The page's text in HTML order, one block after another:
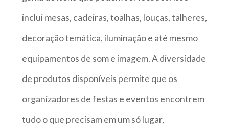
inclui mesas, cadeiras, toalhas, louças, talheres,
decoração temática, iluminação e até mesmo
equipamentos de som e imagem. A diversidade
de produtos disponíveis permite que os
organizadores de festas e eventos encontrem
tudo o que precisam em um só lugar,